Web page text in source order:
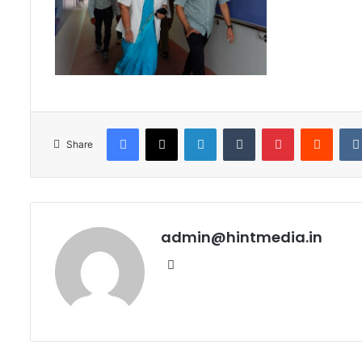
Share
Facebook
X LinkedInTumblr Pinterest
admin@hintmedia.in